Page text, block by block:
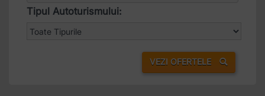
Tipul Autoturismului:
VEZI OFERTELE